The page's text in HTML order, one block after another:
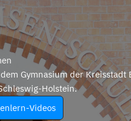
Gymnasium der Kreisstadt
Holstein.
Videos